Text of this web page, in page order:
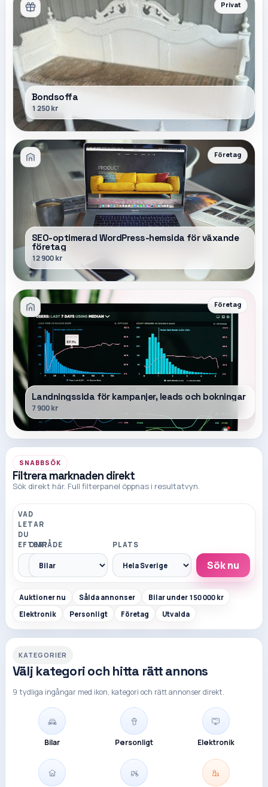
Privat
Bondsoffa
1 250 kr
Företag
SEO-optimerad WordPress-hemsida för växande
företag
12 900 kr
Företag
Landningssida för kampanjer, leads och bokningar
7 900 kr
SNABBSÖK
Filtrera marknaden direkt
Sök direkt här. Full filterpanel öppnas i resultatvyn.
VAD
LETAR
DU
EFTER?
OMRÅDE PLATS
Sök nu
Auktioner nu Sålda annonser
Bilar under 150 000 kr
Elektronik
Personligt Företag Utvalda
KATEGORIER
Välj kategori och hitta rätt annons
9 tydliga ingångar med ikon, kategori och rätt annonser direkt.
Bilar Personligt Elektronik